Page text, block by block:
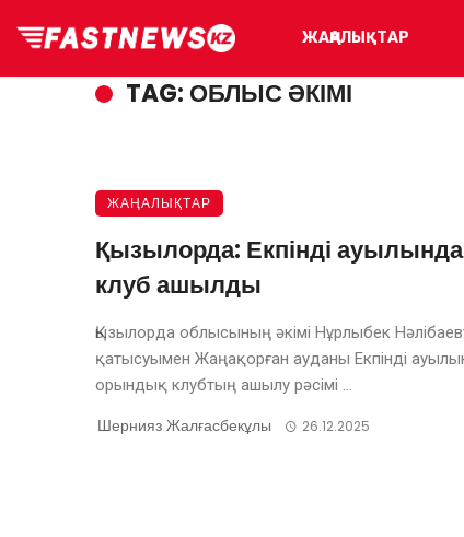
ЖАҢАЛЫҚТАР
TAG: ОБЛЫС ӘКІМІ
ЖАҢАЛЫҚТАР
Қызылорда: Екпінді
клуб ашылды
Қызылорда облысының әкімі Нұрлыбек
қатысуымен Жаңақорған ауданы Екпінді
орындық клубтың ашылу рәсімі ...
Шернияз Жалғасбекұлы 26.12.2025